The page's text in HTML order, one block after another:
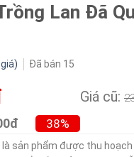
Lan Đã
Đã bán 15
Giá cũ:
38%
là sản phẩm được thu